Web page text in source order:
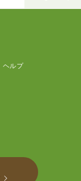
ヘルプ